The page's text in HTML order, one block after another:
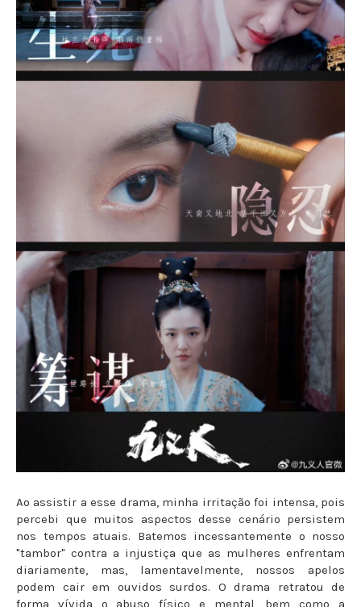
Ao assistir a esse drama, minha irritação foi intensa, pois
percebi que muitos aspectos desse cenário persistem
nos tempos atuais. Batemos incessantemente o nosso
"tambor" contra a injustiça que as mulheres enfrentam
diariamente, mas, lamentavelmente, nossos apelos
podem cair em ouvidos surdos. O drama retratou de
forma vívida o abuso físico e mental, bem como a